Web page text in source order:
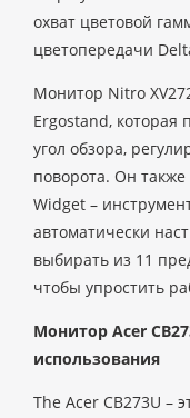
охват цветовой
цветопередачи
Монитор Nitro
Ergostand, которая
угол обзора,
поворота. Он
Widget –
автоматически
выбирать из 11
чтобы упростить
Монитор Acer
использования
The Acer CB273U –